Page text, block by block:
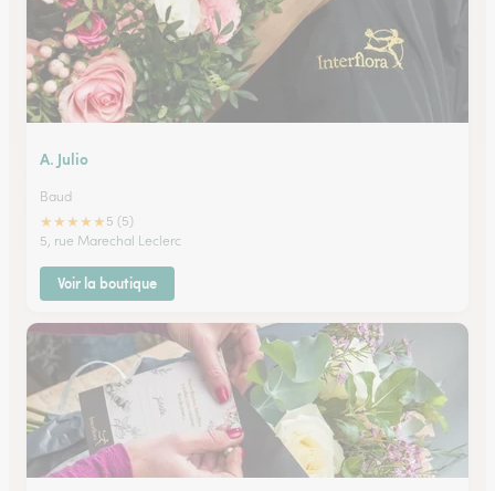
A. Julio
Baud
★★★★★ 5 (5)
5, rue Marechal Leclerc
Voir la boutique